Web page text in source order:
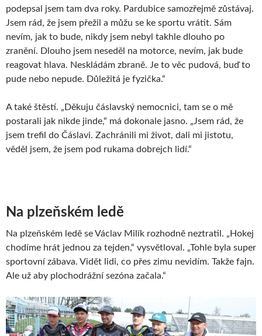
podepsal jsem tam dva roky. Pardubice samozřejmě zůstávaj.
Jsem rád, že jsem přežil a můžu se ke sportu vrátit. Sám
nevím, jak to bude, nikdy jsem nebyl takhle dlouho po
zranění. Dlouho jsem neseděl na motorce, nevím, jak bude
reagovat hlava. Neskládám zbraně. Je to věc pudová, buď to
pude nebo nepude. Důležitá je fyzička.“
A také štěstí. „Děkuju čáslavský nemocnici, tam se o mě
postarali jak nikde jinde,“ má dokonale jasno. „Jsem rád, že
jsem trefil do Čáslavi. Zachránili mi život, dali mi jistotu,
věděl jsem, že jsem pod rukama dobrejch lidí.“
Na plzeňském ledě
Na plzeňském ledě se Václav Milík rozhodně neztratil. „Hokej
chodíme hrát jednou za tejden,“ vysvětloval. „Tohle byla super
sportovní zábava. Vidět lidi, co přes zimu nevidím. Takže fajn.
Ale už aby plochodrážní sezóna začala.“